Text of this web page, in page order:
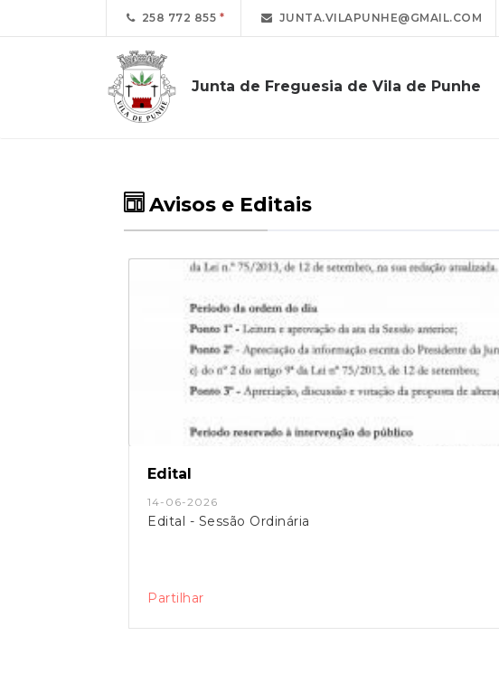
258 772 855 JUNTA.VILAPUNHE@GMAIL.COM
Junta de Freguesia de Vila de Punhe
Avisos e Editais
Edital
14-06-2026
Edital - Sessão Ordinária
Partilhar